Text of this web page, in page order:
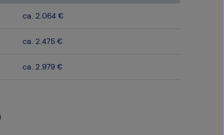
ca. 2.064 €
ca. 2.475 €
ca. 2.979 €